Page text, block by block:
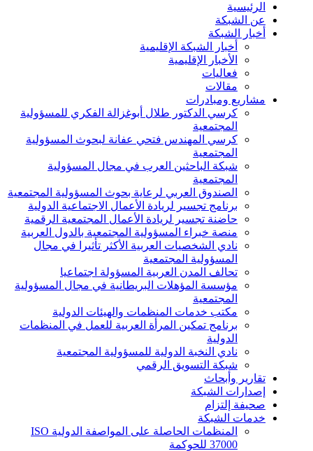
الرئيسية
عن الشبكة
أخبار الشبكة
أخبار الشبكة الإقليمية
الأخبار الإقليمية
فعاليات
مقالات
مشاريع ومبادرات
كرسي الدكتور طلال أبوغزالة الفكري للمسؤولية
المجتمعية
كرسي المهندس فتحي عفانة لبحوث المسؤولية
المجتمعية
شبكة الباحثين العرب في مجال المسؤولية
المجتمعية
الصندوق العربي لرعاية بحوث المسؤولية المجتمعية
برنامج تجسير لريادة الأعمال الاجتماعية الدولية
حاضنة تجسير لريادة الأعمال المجتمعية الرقمية
منصة خبراء المسؤولية المجتمعية بالدول العربية
نادي الشخصيات العربية الأكثر تأثيرا في مجال
المسؤولية المجتمعية
تحالف المدن العربية المسؤولة اجتماعيا
مؤسسة المؤهلات البريطانية في مجال المسؤولية
المجتمعية
مكتب خدمات المنظمات والهيئات الدولية
برنامج تمكين المرأة العربية للعمل في المنظمات
الدولية
نادي النخبة الدولية للمسؤولية المجتمعية
شبكة التسويق الرقمي
تقارير وأبحاث
إصدارات الشبكة
صحيفة إلتزام
خدمات الشبكة
المنظمات الحاصلة على المواصفة الدولية ISO
37000 للحوكمة